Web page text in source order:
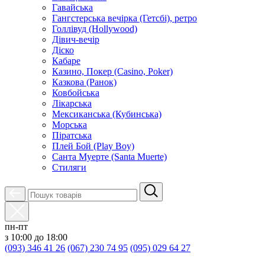
Гавайська
Гангстерська вечірка (Гетсбі), ретро
Голлівуд (Hollywood)
Дівич-вечір
Діско
Кабаре
Казино, Покер (Casino, Poker)
Казкова (Ранок)
Ковбойська
Лікарська
Мексиканська (Кубинська)
Морська
Піратська
Плей Бой (Play Boy)
Санта Муерте (Santa Muerte)
Стиляги
пн-пт
з 10:00 до 18:00
(093) 346 41 26 (067) 230 74 95 (095) 029 64 27